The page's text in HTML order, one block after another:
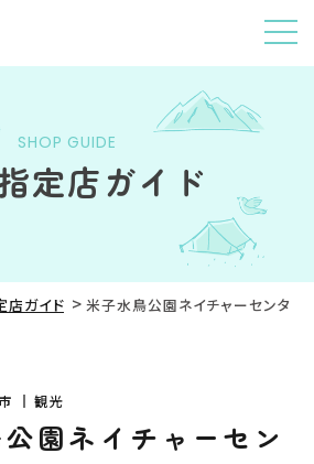
SHOP GUIDE
定店ガイド
店ガイド
米子水鳥公園ネイチャーセンタ
観光
園ネイチャーセン